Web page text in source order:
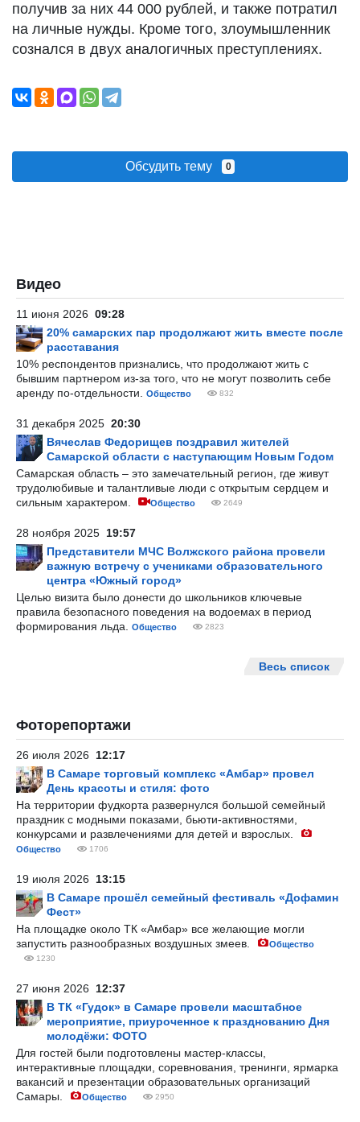
получив за них 44 000 рублей, и также потратил
на личные нужды. Кроме того, злоумышленник
сознался в двух аналогичных преступлениях.
Обсудить тему 0
Видео
11 июня 2026 09:28
20% самарских пар продолжают жить вместе после
расставания
10% респондентов признались, что продолжают жить с
бывшим партнером из-за того, что не могут позволить себе
аренду по-отдельности.
Общество 832
31 декабря 2025 20:30
Вячеслав Федорищев поздравил жителей
Самарской области с наступающим Новым Годом
Самарская область – это замечательный регион, где живут
трудолюбивые и талантливые люди с открытым сердцем и
сильным характером.
Общество 2649
28 ноября 2025 19:57
Представители МЧС Волжского района провели
важную встречу с учениками образовательного
центра «Южный город»
Целью визита было донести до школьников ключевые
правила безопасного поведения на водоемах в период
формирования льда.
Общество 2823
Весь список
Фоторепортажи
26 июля 2026 12:17
В Самаре торговый комплекс «Амбар» провел
День красоты и стиля: фото
На территории фудкорта развернулся большой семейный
праздник с модными показами, бьюти-активностями,
конкурсами и развлечениями для детей и взрослых.
Общество 1706
19 июля 2026 13:15
В Самаре прошёл семейный фестиваль «Дофамин
Фест»
На площадке около ТК «Амбар» все желающие могли
запустить разнообразных воздушных змеев.
Общество
1230
27 июня 2026 12:37
В ТК «Гудок» в Самаре провели масштабное
мероприятие, приуроченное к празднованию Дня
молодёжи: ФОТО
Для гостей были подготовлены мастер-классы,
интерактивные площадки, соревнования, тренинги, ярмарка
вакансий и презентации образовательных организаций
Самары.
Общество 2950